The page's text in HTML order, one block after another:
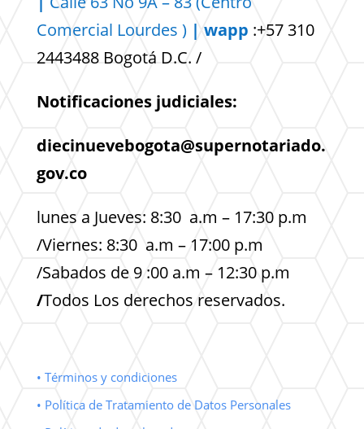
Comercial Lourdes ) | wapp :+57 310
2443488 Bogotá D.C. /
Notificaciones judiciales:
diecinuevebogota@supernotariado.
gov.co
lunes a Jueves: 8:30 a.m – 17:30 p.m
/Viernes: 8:30 a.m – 17:00 p.m
/Sabados de 9 :00 a.m – 12:30 p.m
/Todos Los derechos reservados.
• Términos y condiciones
• Política de Tratamiento de Datos Personales